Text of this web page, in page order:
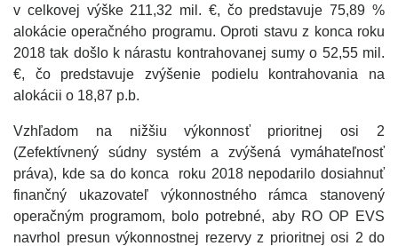
v celkovej výške 211,32 mil. €, čo predstavuje 75,89 %
alokácie operačného programu. Oproti stavu z konca roku
2018 tak došlo k nárastu kontrahovanej sumy o 52,55 mil.
€, čo predstavuje zvýšenie podielu kontrahovania na
alokácii o 18,87 p.b.
Vzhľadom na nižšiu výkonnosť prioritnej osi 2
(Zefektívnený súdny systém a zvýšená vymáhateľnosť
práva), kde sa do konca roku 2018 nepodarilo dosiahnuť
finančný ukazovateľ výkonnostného rámca stanovený
operačným programom, bolo potrebné, aby RO OP EVS
navrhol presun výkonnostnej rezervy z prioritnej osi 2 do